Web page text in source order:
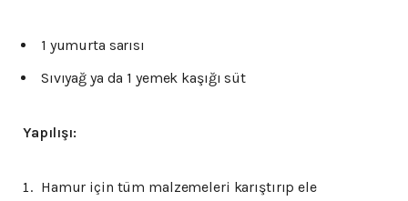
1 yumurta sarısı
Sıvıyağ ya da 1 yemek kaşığı süt
Yapılışı:
Hamur için tüm malzemeleri karıştırıp ele